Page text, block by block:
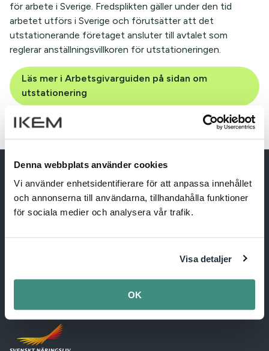
Denna webbplats använder cookies
Vi använder enhetsidentifierare för att anpassa innehållet
och annonserna till användarna, tillhandahålla funktioner
för sociala medier och analysera vår trafik.
Visa detaljer
OK
för arbete i Sverige. Fredsplikten gäller under den tid
arbetet utförs i Sverige och förutsätter att det
utstationerande företaget ansluter till avtalet som
reglerar anställningsvillkoren för utstationeringen.
Läs mer i Arbetsgivarguiden på sidan om
utstationering
+46 (0)10-455 38 50|info@ikem.se
Vi är en del av: